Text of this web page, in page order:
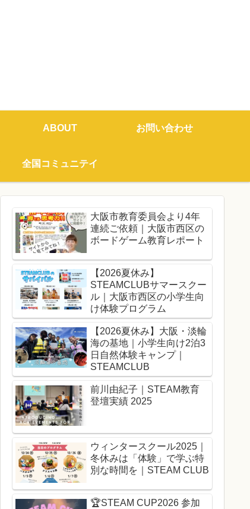
ABOUT お問い合わせ
全国コミュニテイ
大阪市教育委員会より4年
連続ご依頼｜大阪市西区の
ボードゲーム教育レポート
【2026夏休み】
STEAMCLUBサマースクー
ル｜大阪市西区の小学生向
け体験プログラム
【2026夏休み】大阪・淡輪
海の基地｜小学生向け2泊3
日自然体験キャンプ｜
STEAMCLUB
前川由紀子｜STEAM教育
登壇実績 2025
ウィンタースクール2025｜
冬休みは「体験」で学ぶ特
別な時間を｜STEAM CLUB
🏆️STEAM CUP2026 参加